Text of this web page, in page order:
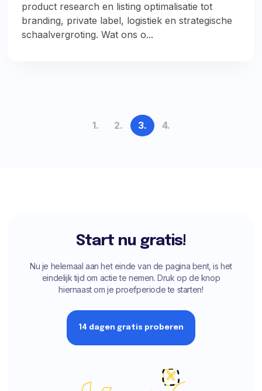
product research en listing optimalisatie tot
branding, private label, logistiek en strategische
schaalvergroting. Wat ons o...
1. 2. 3. 4.
Start nu gratis!
Nu je helemaal aan het einde van de pagina bent, is het
eindelijk tijd om actie te nemen. Druk op de knop
hiernaast om je proefperiode te starten!
14 dagen gratis proberen